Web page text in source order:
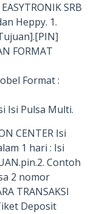
SRB
Heppy. 1.
FORMAT
Format :
Isi Pulsa Multi.
CENTER Isi
1 hari : Isi
Contoh
2 nomor
TRANSAKSI
Deposit